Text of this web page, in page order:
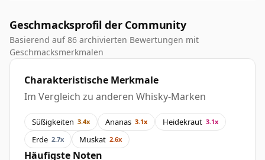
Geschmacksprofil der Community
Basierend auf 86 archivierten Bewertungen mit
Geschmacksmerkmalen
Charakteristische Merkmale
Im Vergleich zu anderen Whisky-Marken
Süßigkeiten 3.4x Ananas 3.1x Heidekraut 3.1x
Erde 2.7x Muskat 2.6x
Häufigste Noten